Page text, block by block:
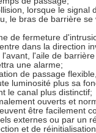
lorsque le signal
le bras de barrière se
de fermeture
dans la direction
l'aile de
une alarme;
de passage
luminosité plus sa
le canal plus distinctif;
ouverts et
être facilement
externes ou par un
et de